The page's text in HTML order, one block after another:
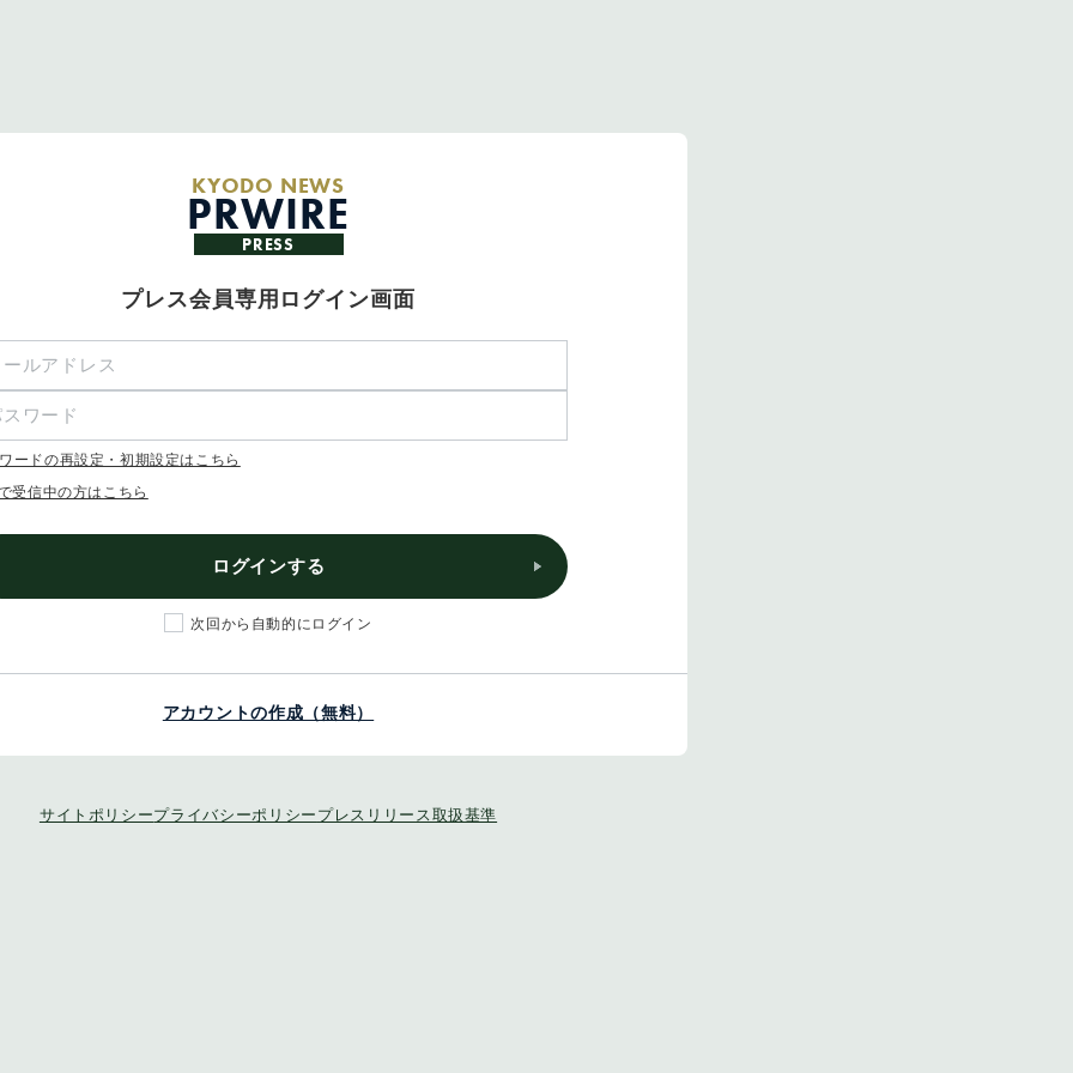
KYODO NEWS
PRWIRE
PRESS
プレス会員専用ログイン画面
ードの再設定・初期設定はこちら
受信中の方はこちら
ログインする
次回から自動的にログイン
アカウントの作成（無料）
サイトポリシープライバシーポリシー プレスリリース取扱基準